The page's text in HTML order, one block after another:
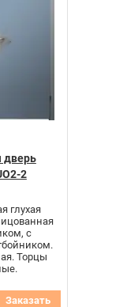
дверь
2
глухая
с
Торцы
Заказать